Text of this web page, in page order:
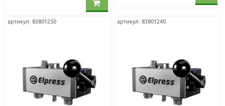
артикул: 83801250 артикул: 83801240